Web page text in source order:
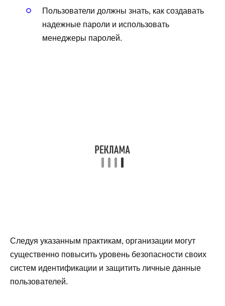
Пользователи должны знать, как создавать
надежные пароли и использовать
менеджеры паролей.
Следуя указанным практикам, организации могут
существенно повысить уровень безопасности своих
систем идентификации и защитить личные данные
пользователей.